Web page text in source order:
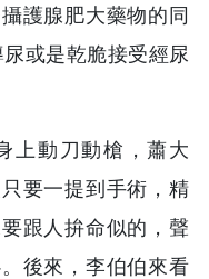
護腺肥大藥物的同
或是乾脆接受經尿
上動刀動槍，蕭大
要一提到手術，精
跟人拚命似的，聲
後來，李伯伯來看